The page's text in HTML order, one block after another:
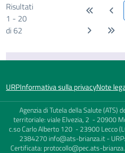
Risultati
1 - 20
di 62
URPInformativa sulla privacyNote
Agenzia di Tutela della Salute (ATS)
territoriale: viale Elvezia, 2 - 20900
c.so Carlo Alberto 120 - 23900 Lecco
2384270 info@ats-brianza.it- URP:
Certificata: protocollo@pec.ats-